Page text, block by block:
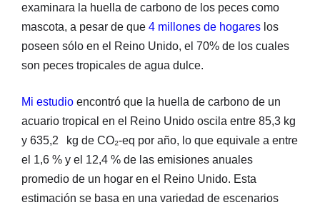
examinara la huella de carbono de los peces como
mascota, a pesar de que 4 millones de hogares los
poseen sólo en el Reino Unido, el 70% de los cuales
son peces tropicales de agua dulce.
Mi estudio encontró que la huella de carbono de un
acuario tropical en el Reino Unido oscila entre 85,3 kg
y 635,2 kg de CO₂-eq por año, lo que equivale a entre
el 1,6 % y el 12,4 % de las emisiones anuales
promedio de un hogar en el Reino Unido. Esta
estimación se basa en una variedad de escenarios